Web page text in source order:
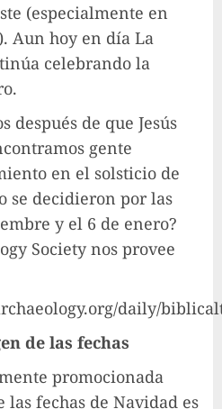
(especialmente en
Aun hoy en día La
celebrando la
después de que Jesús
gente
en el solsticio de
se decidieron por las
y el 6 de enero?
Society nos provee
daily/
de las fechas
promocionada
las fechas de Navidad es